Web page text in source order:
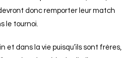
donc remporter leur match
le tournoi.
et dans la vie puisqu’ils sont frères,